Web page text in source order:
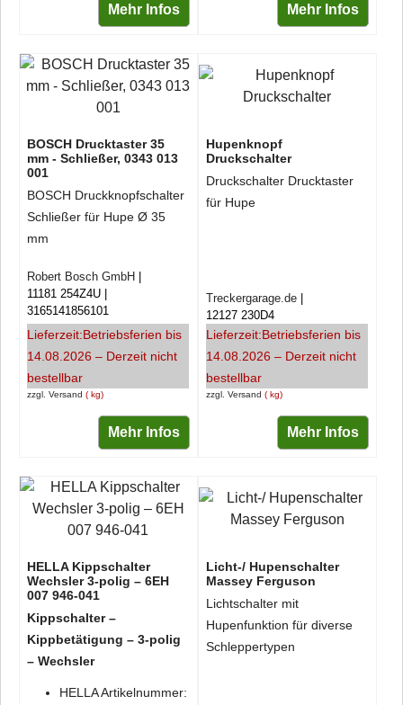
Mehr Infos Mehr Infos
BOSCH Drucktaster 35
mm - Schließer, 0343 013
001
BOSCH Druckknopfschalter
Schließer für Hupe Ø 35
mm
zzgl. Versand kg
Robert Bosch GmbH
11181 254Z4U
3165141856101
Lieferzeit:Betriebsferien bis
14.08.2026 – Derzeit nicht
bestellbar
Mehr Infos
Hupenknopf
Druckschalter
Druckschalter Drucktaster
für Hupe
zzgl. Versand kg
Treckergarage.de
12127 230D4
Lieferzeit:Betriebsferien bis
14.08.2026 – Derzeit nicht
bestellbar
Mehr Infos
HELLA Kippschalter
Wechsler 3-polig – 6EH
007 946-041
Kippschalter –
Kippbetätigung – 3-polig
– Wechsler
HELLA Artikelnummer:
Licht-/ Hupenschalter
Massey Ferguson
Lichtschalter mit
Hupenfunktion für diverse
Schleppertypen